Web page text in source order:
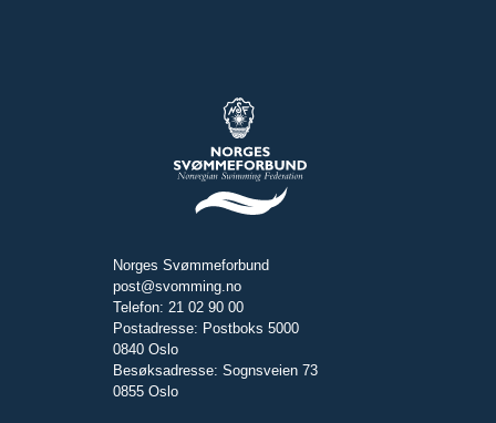
Norges Svømmeforbund
post@svomming.no
Telefon: 21 02 90 00
Postadresse: Postboks 5000
0840 Oslo
Besøksadresse: Sognsveien 73
0855 Oslo